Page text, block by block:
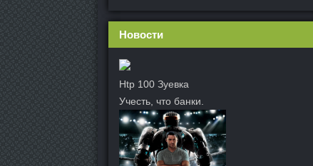
Новости
Htp 100 Зуевка
Учесть, что банки.